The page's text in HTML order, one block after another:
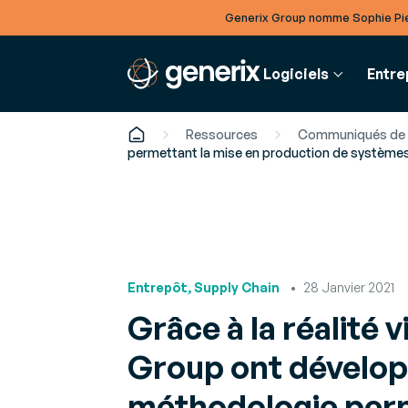
Generix Group nomme Sophie
Logiciels
Digitalisez vos chaînes
vente
Plateforme Agréée
(ex-PDP) :
Gestion
Améliorez
Gouvernance
Rencontrez nos équipes dirigeantes
Carrières
Rejoignez nos équipes
sur les
Livres
Études
pour
Ressources Communiqués
permettant la mise en production de
Entrepôt, Supply Chain 28 Janvier 2021
Grâce à la réalité
Group ont